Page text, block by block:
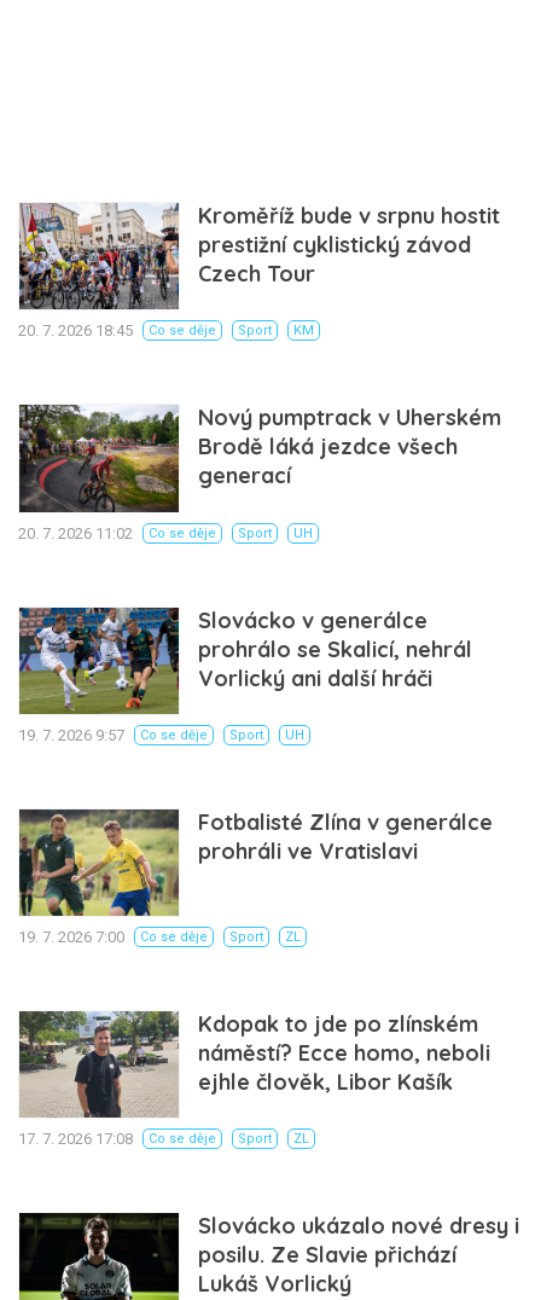
Kroměříž bude v srpnu hostit
prestižní cyklistický závod
Czech Tour
20. 7. 2026 18:45 Co se děje Sport KM
Nový pumptrack v Uherském
Brodě láká jezdce všech
generací
20. 7. 2026 11:02 Co se děje Sport UH
Slovácko v generálce
prohrálo se Skalicí, nehrál
Vorlický ani další hráči
19. 7. 2026 9:57 Co se děje Sport UH
Fotbalisté Zlína v generálce
prohráli ve Vratislavi
19. 7. 2026 7:00 Co se děje Sport ZL
Kdopak to jde po zlínském
náměstí? Ecce homo, neboli
ejhle člověk, Libor Kašík
17. 7. 2026 17:08 Co se děje Sport ZL
Slovácko ukázalo nové dresy i
posilu. Ze Slavie přichází
Lukáš Vorlický